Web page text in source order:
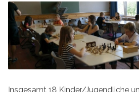
Insgesamt 18 Kinder/Jugendliche